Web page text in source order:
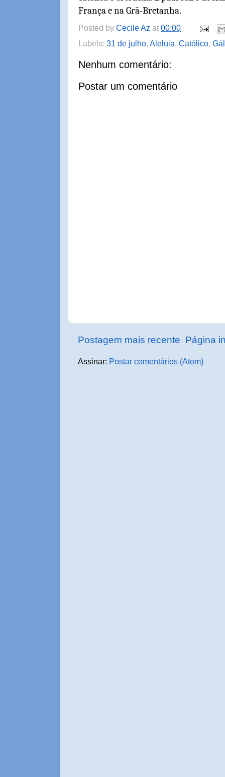
França e na Grã-Bretanha.
Posted by Cecile Az at 00:00
Labels: 31 de julho, Aleluia, Católico,
Nenhum comentário:
Postar um comentário
Postagem mais recente Página
Assinar: Postar comentários (Atom)